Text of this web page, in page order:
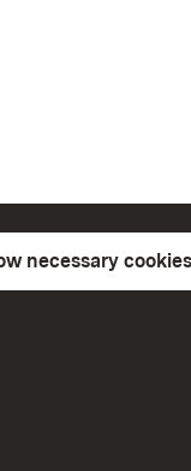
necessary cookies